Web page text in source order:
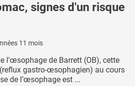
signes d'un risque
11 mois
l'œsophage de Barrett (OB), cette
gastro-œsophagien) au cours
de l’œsophage est ...